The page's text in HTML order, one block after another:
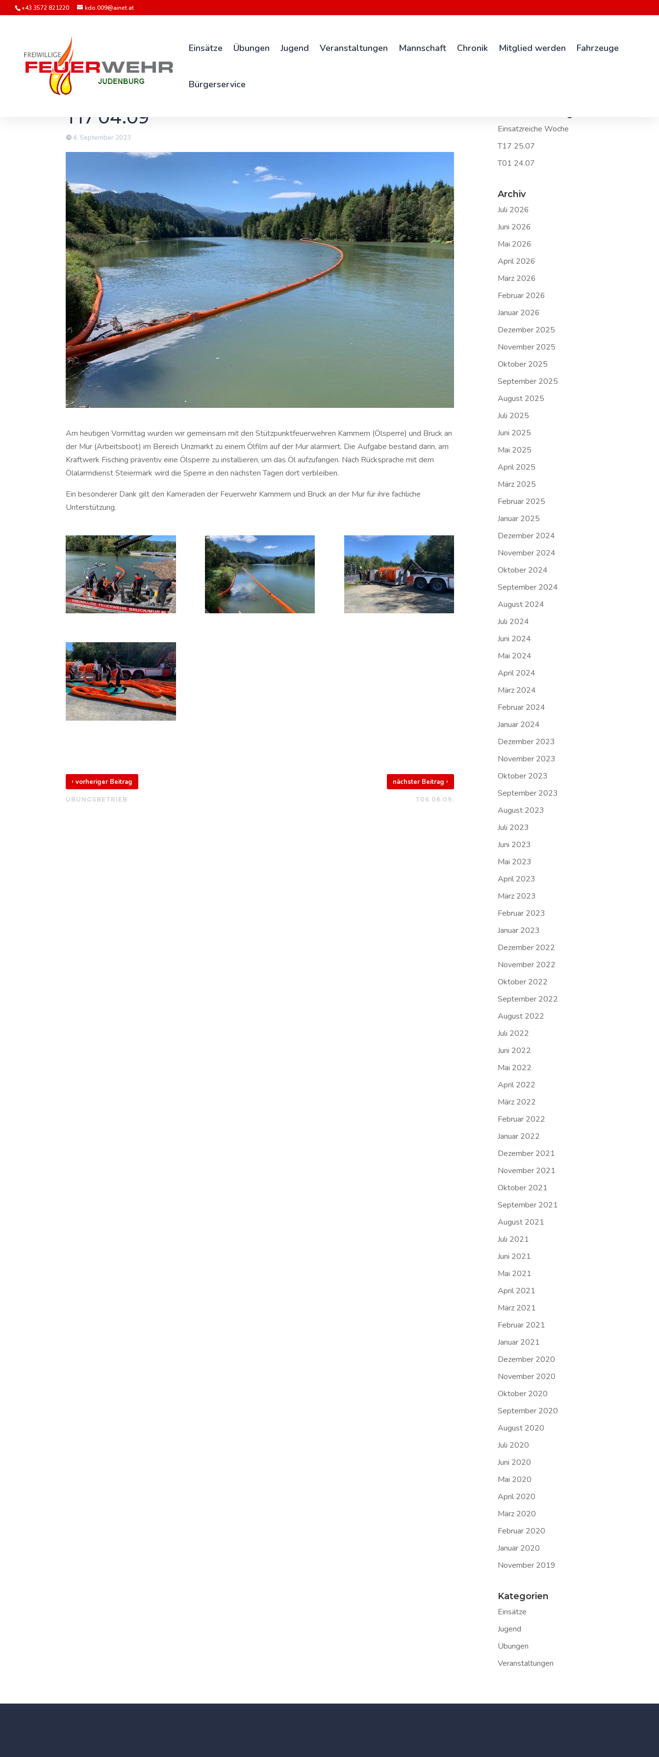
+43 3572 821220 kdo.009@ainet.at
Einsätze Übungen Jugend Veranstaltungen Mannschaft Chronik Mitglied werden Fahrzeuge
Bürgerservice
T17 04.09
4. September 2023
Am heutigen Vormittag wurden wir gemeinsam mit den Stützpunktfeuerwehren Kammern (Ölsperre) und Bruck an
der Mur (Arbeitsboot) im Bereich Unzmarkt zu einem Ölfilm auf der Mur alarmiert. Die Aufgabe bestand darin, am
Kraftwerk Fisching präventiv eine Ölsperre zu installieren, um das Öl aufzufangen. Nach Rücksprache mit dem
Ölalarmdienst Steiermark wird die Sperre in den nächsten Tagen dort verbleiben.
Ein besonderer Dank gilt den Kameraden der Feuerwehr Kammern und Bruck an der Mur für ihre fachliche
Unterstützung.
‹ vorheriger Beitrag
ÜBUNGSBETRIEB
nächster Beitrag›
T06 06.09.
Einsatzreiche Woche
T17 25.07
T01 24.07
Archiv
Juli 2026
Juni 2026
Mai 2026
April 2026
März 2026
Februar 2026
Januar 2026
Dezember 2025
November 2025
Oktober 2025
September 2025
August 2025
Juli 2025
Juni 2025
Mai 2025
April 2025
März 2025
Februar 2025
Januar 2025
Dezember 2024
November 2024
Oktober 2024
September 2024
August 2024
Juli 2024
Juni 2024
Mai 2024
April 2024
März 2024
Februar 2024
Januar 2024
Dezember 2023
November 2023
Oktober 2023
September 2023
August 2023
Juli 2023
Juni 2023
Mai 2023
April 2023
März 2023
Februar 2023
Januar 2023
Dezember 2022
November 2022
Oktober 2022
September 2022
August 2022
Juli 2022
Juni 2022
Mai 2022
April 2022
März 2022
Februar 2022
Januar 2022
Dezember 2021
November 2021
Oktober 2021
September 2021
August 2021
Juli 2021
Juni 2021
Mai 2021
April 2021
März 2021
Februar 2021
Januar 2021
Dezember 2020
November 2020
Oktober 2020
September 2020
August 2020
Juli 2020
Juni 2020
Mai 2020
April 2020
März 2020
Februar 2020
Januar 2020
November 2019
Kategorien
Einsätze
Jugend
Übungen
Veranstaltungen